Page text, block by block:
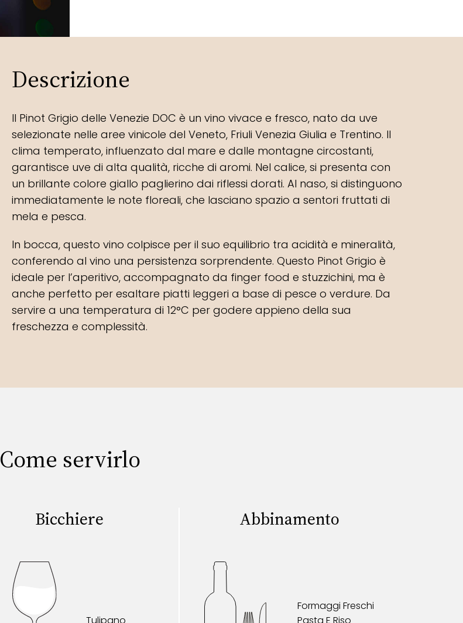
Descrizione
Il Pinot Grigio delle Venezie DOC è un vino vivace e fresco, nato da uve
selezionate nelle aree vinicole del Veneto, Friuli Venezia Giulia e Trentino. Il
clima temperato, influenzato dal mare e dalle montagne circostanti,
garantisce uve di alta qualità, ricche di aromi. Nel calice, si presenta con
un brillante colore giallo paglierino dai riflessi dorati. Al naso, si distinguono
immediatamente le note floreali, che lasciano spazio a sentori fruttati di
mela e pesca.
In bocca, questo vino colpisce per il suo equilibrio tra acidità e mineralità,
conferendo al vino una persistenza sorprendente. Questo Pinot Grigio è
ideale per l’aperitivo, accompagnato da finger food e stuzzichini, ma è
anche perfetto per esaltare piatti leggeri a base di pesce o verdure. Da
servire a una temperatura di 12°C per godere appieno della sua
freschezza e complessità.
Come servirlo
Bicchiere
Tulipano
Abbinamento
Formaggi Freschi
Pasta E Riso